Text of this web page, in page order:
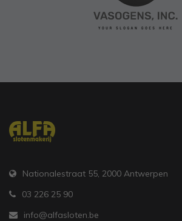
Nationalestraat 55, 2000 Antwerpen
03 226 25 90
info@alfasloten.be